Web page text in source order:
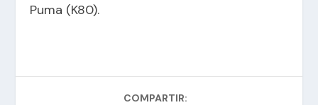
Puma (K80).
COMPARTIR: